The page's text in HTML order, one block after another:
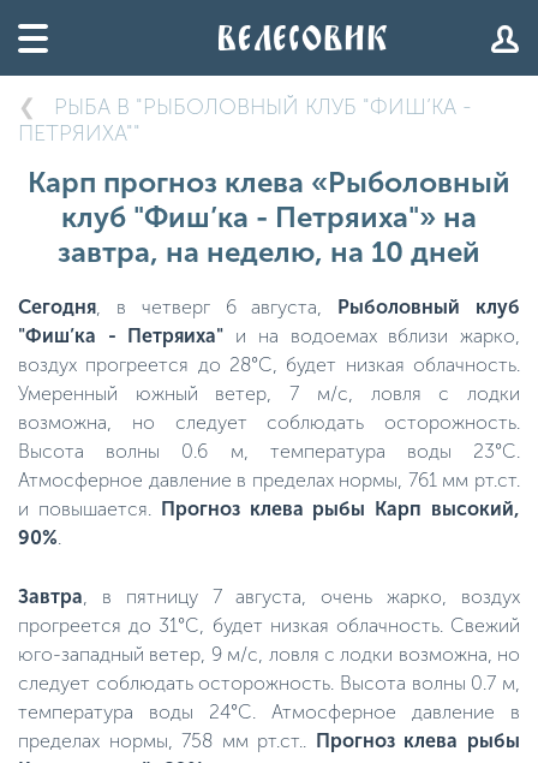
РЫБА В "РЫБОЛОВНЫЙ КЛУБ "ФИШ’КА -
ПЕТРЯИХА""
Карп прогноз клева «Рыболовный
клуб "Фиш’ка - Петряиха"» на
завтра, на неделю, на 10 дней
Сегодня, в четверг 6 августа, Рыболовный клуб
"Фиш’ка - Петряиха" и на водоемах вблизи жарко,
воздух прогреется до 28°C, будет низкая облачность.
Умеренный южный ветер, 7 м/с, ловля с лодки
возможна, но следует соблюдать осторожность.
Высота волны 0.6 м, температура воды 23°C.
Атмосферное давление в пределах нормы, 761 мм рт.ст.
и повышается. Прогноз клева рыбы Карп высокий,
90%.
Завтра, в пятницу 7 августа, очень жарко, воздух
прогреется до 31°C, будет низкая облачность. Свежий
юго-западный ветер, 9 м/с, ловля с лодки возможна, но
следует соблюдать осторожность. Высота волны 0.7 м,
температура воды 24°C. Атмосферное давление в
пределах нормы, 758 мм рт.ст.. Прогноз клева рыбы